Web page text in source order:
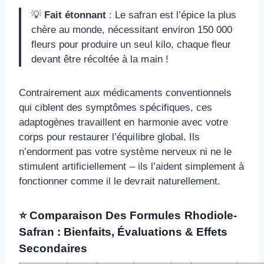
💡 Fait étonnant : Le safran est l’épice la plus
chère au monde, nécessitant environ 150 000
fleurs pour produire un seul kilo, chaque fleur
devant être récoltée à la main !
Contrairement aux médicaments conventionnels
qui ciblent des symptômes spécifiques, ces
adaptogènes travaillent en harmonie avec votre
corps pour restaurer l’équilibre global. Ils
n’endorment pas votre système nerveux ni ne le
stimulent artificiellement – ils l’aident simplement à
fonctionner comme il le devrait naturellement.
⭐ Comparaison Des Formules Rhodiole-
Safran : Bienfaits, Évaluations & Effets
Secondaires